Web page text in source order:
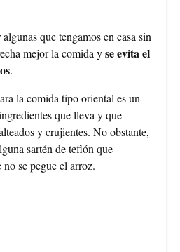
que tengamos en casa sin
mejor la comida yse evita el
.
la comida tipo oriental es un
que lleva y que
y crujientes. No obstante,
sartén de teflón que
no se pegue el arroz.